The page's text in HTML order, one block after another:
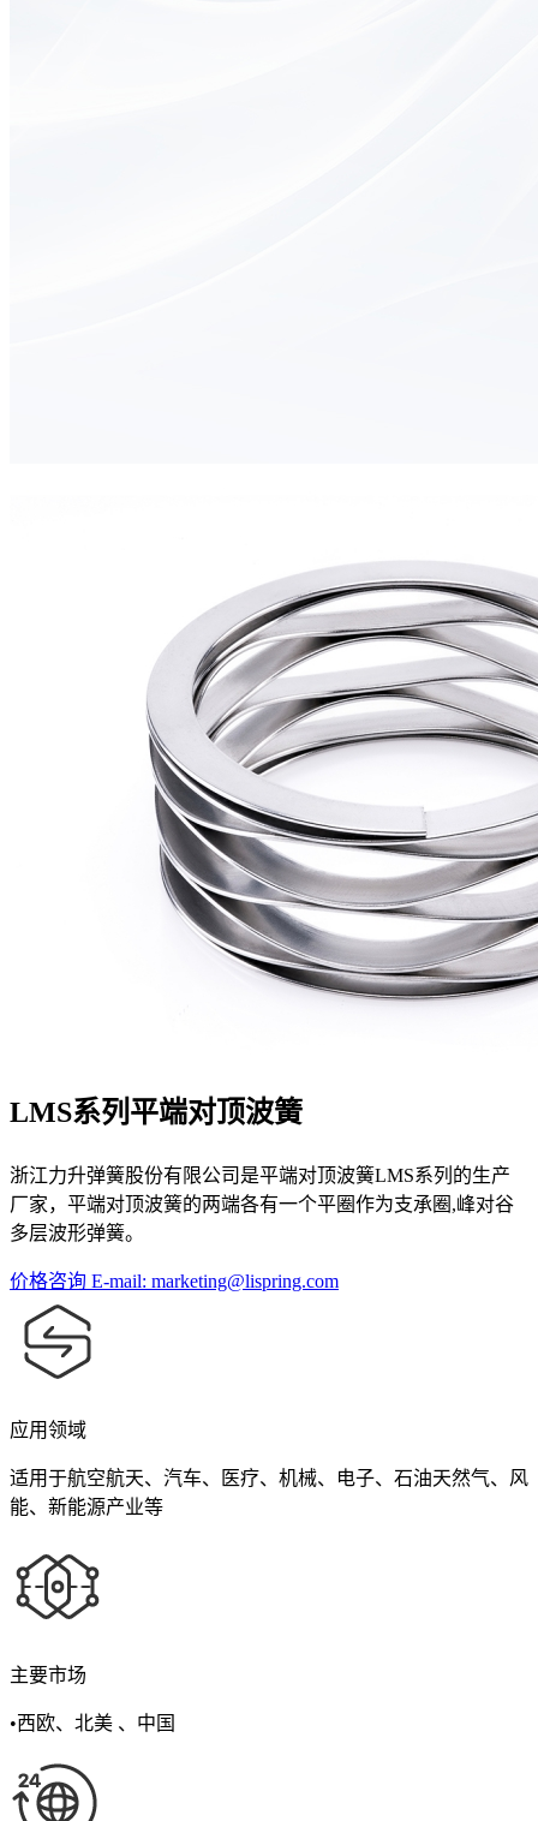
LMS系列平端对顶波簧
浙江力升弹簧股份有限公司是平端对顶波簧LMS系列的生产
厂家，平端对顶波簧的两端各有一个平圈作为支承圈,峰对谷
多层波形弹簧。
价格咨询 E-mail: marketing@lispring.com
应用领域
适用于航空航天、汽车、医疗、机械、电子、石油天然气、风
能、新能源产业等
主要市场
•西欧、北美 、中国